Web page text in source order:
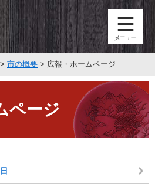
> 市の概要 > 広報・ホームページ
ページ